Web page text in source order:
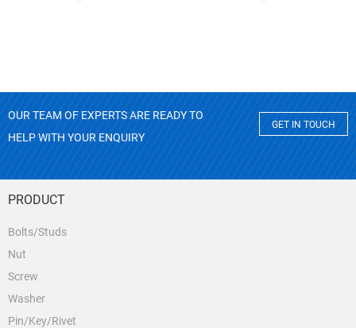
OUR TEAM OF EXPERTS ARE READY TO
HELP WITH YOUR ENQUIRY
GET IN TOUCH
PRODUCT
Bolts/Studs
Nut
Screw
Washer
Pin/Key/Rivet